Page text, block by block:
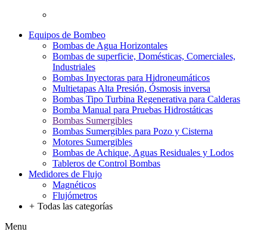
Equipos de Bombeo
Bombas de Agua Horizontales
Bombas de superficie, Domésticas, Comerciales,
Industriales
Bombas Inyectoras para Hidroneumáticos
Multietapas Alta Presión, Ósmosis inversa
Bombas Tipo Turbina Regenerativa para Calderas
Bomba Manual para Pruebas Hidrostáticas
Bombas Sumergibles
Bombas Sumergibles para Pozo y Cisterna
Motores Sumergibles
Bombas de Achique, Aguas Residuales y Lodos
Tableros de Control Bombas
Medidores de Flujo
Magnéticos
Flujómetros
+ Todas las categorías
Menu